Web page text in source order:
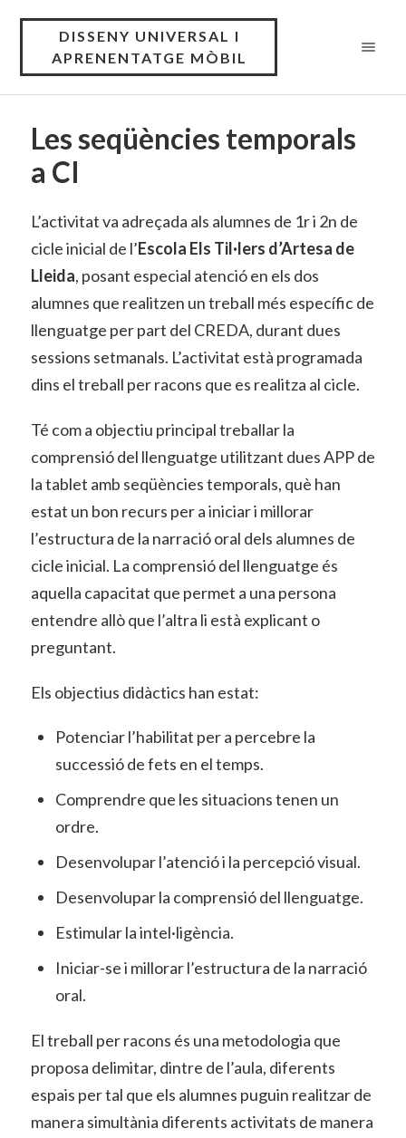
DISSENY UNIVERSAL I
APRENENTATGE MÒBIL
Les seqüències temporals
a CI
L’activitat va adreçada als alumnes de 1r i 2n de
cicle inicial de l’Escola Els Til·lers d’Artesa de
Lleida, posant especial atenció en els dos
alumnes que realitzen un treball més específic de
llenguatge per part del CREDA, durant dues
sessions setmanals. L’activitat està programada
dins el treball per racons que es realitza al cicle.
Té com a objectiu principal treballar la
comprensió del llenguatge utilitzant dues APP de
la tablet amb seqüències temporals, què han
estat un bon recurs per a iniciar i millorar
l’estructura de la narració oral dels alumnes de
cicle inicial. La comprensió del llenguatge és
aquella capacitat que permet a una persona
entendre allò que l’altra li està explicant o
preguntant.
Els objectius didàctics han estat:
Potenciar l’habilitat per a percebre la
successió de fets en el temps.
Comprendre que les situacions tenen un
ordre.
Desenvolupar l’atenció i la percepció visual.
Desenvolupar la comprensió del llenguatge.
Estimular la intel·ligència.
Iniciar-se i millorar l’estructura de la narració
oral.
El treball per racons és una metodologia que
proposa delimitar, dintre de l’aula, diferents
espais per tal que els alumnes puguin realitzar de
manera simultània diferents activitats de manera